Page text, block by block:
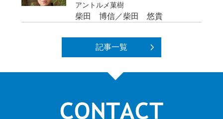
アントルメ菓樹
柴田 博信／柴田 悠貴
記事一覧